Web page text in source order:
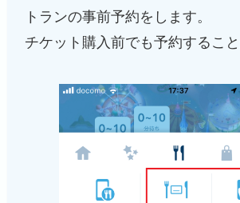
トランの事前予約をします。
チケット購入前でも予約すること